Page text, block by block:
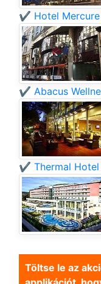
✔️ Hotel Mercure
✔️ Abacus
✔️ Thermal
Töltse le az